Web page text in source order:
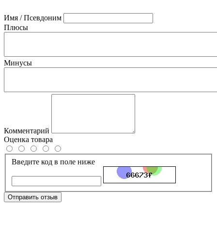
Имя / Псевдоним
Плюсы
Минусы
Комментарий
Оценка товара
Введите код в поле ниже
Отправить отзыв